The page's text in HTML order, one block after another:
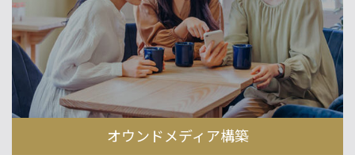
オウンドメディア構築